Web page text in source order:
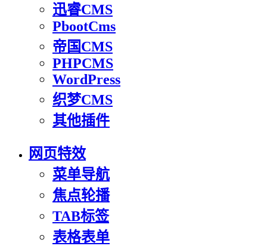
迅睿CMS
PbootCms
帝国CMS
PHPCMS
WordPress
织梦CMS
其他插件
网页特效
菜单导航
焦点轮播
TAB标签
表格表单